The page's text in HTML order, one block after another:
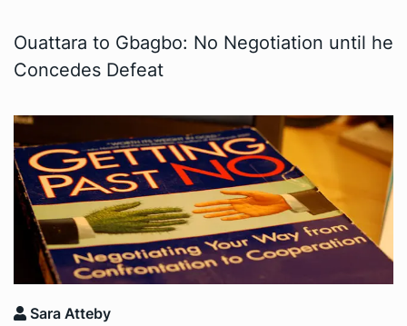
Ouattara to Gbagbo: No Negotiation until he
Concedes Defeat
Sara Atteby